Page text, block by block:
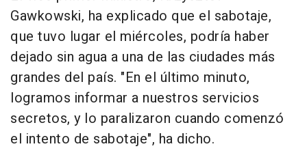
Gawkowski, ha explicado que el sabotaje,
que tuvo lugar el miércoles, podría haber
dejado sin agua a una de las ciudades más
grandes del país. "En el último minuto,
logramos informar a nuestros servicios
secretos, y lo paralizaron cuando comenzó
el intento de sabotaje", ha dicho.